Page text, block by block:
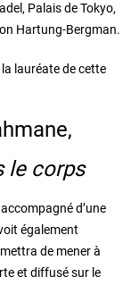
Palais de Tokyo,
Hartung-Bergman.
la lauréate de cette
le corps
d’une
également
de mener à
et diffusé sur le